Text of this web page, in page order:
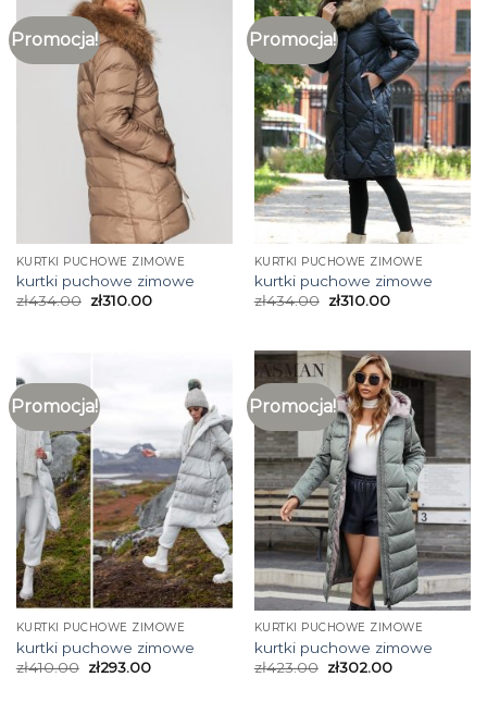
Promocja!
KURTKI PUCHOWE ZIMOWE
kurtki puchowe zimowe
zł434.00 zł310.00
Promocja!
KURTKI PUCHOWE ZIMOWE
kurtki puchowe zimowe
zł434.00 zł310.00
Promocja!
KURTKI PUCHOWE ZIMOWE
kurtki puchowe zimowe
zł410.00 zł293.00
Promocja!
KURTKI PUCHOWE ZIMOWE
kurtki puchowe zimowe
zł423.00 zł302.00